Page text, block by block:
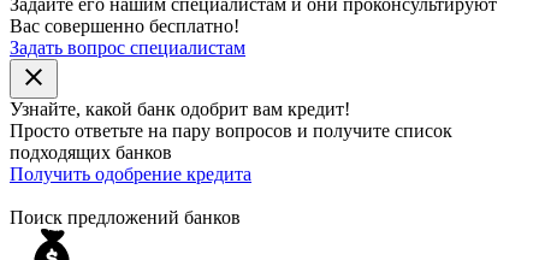
Задайте его нашим специалистам и они проконсультируют
Вас совершенно бесплатно!
Задать вопрос специалистам
close
Узнайте, какой банк одобрит вам кредит!
Просто ответьте на пару вопросов и получите список
подходящих банков
Получить одобрение кредита
Поиск предложений банков